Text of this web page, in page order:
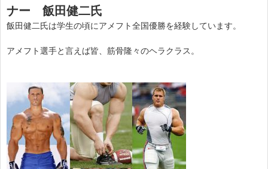
ナー 飯田健二氏
飯田健二氏は学生の頃にアメフト全国優勝を経験しています。
アメフト選手と言えば皆、筋骨隆々のヘラクラス。